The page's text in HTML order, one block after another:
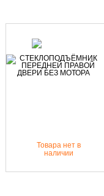
Товара нет в
наличии